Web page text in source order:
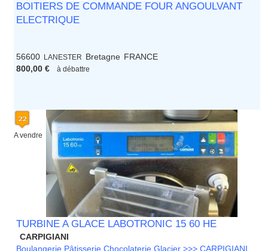
BOITIERS DE COMMANDE FOUR ANGOULVANT
ELECTRIQUE
56600 LANESTER Bretagne FRANCE
800,00 €
à débattre
A vendre
TURBINE A GLACE LABOTRONIC 15 60 HE
CARPIGIANI
Boulangerie Pâtisserie Chocolaterie Glacier >>> CARPIGIANI